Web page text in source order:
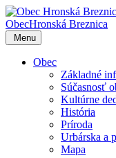
ObecHronská Breznica
Menu
Obec
Základné
Súčasnosť
Kultúrne
História
Príroda
Urbárska a
Mapa